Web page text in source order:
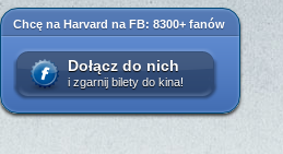
Chcę na Harvard na FB: 8300+ fanów
Dołącz do nich
i zgarnij bilety do kina!